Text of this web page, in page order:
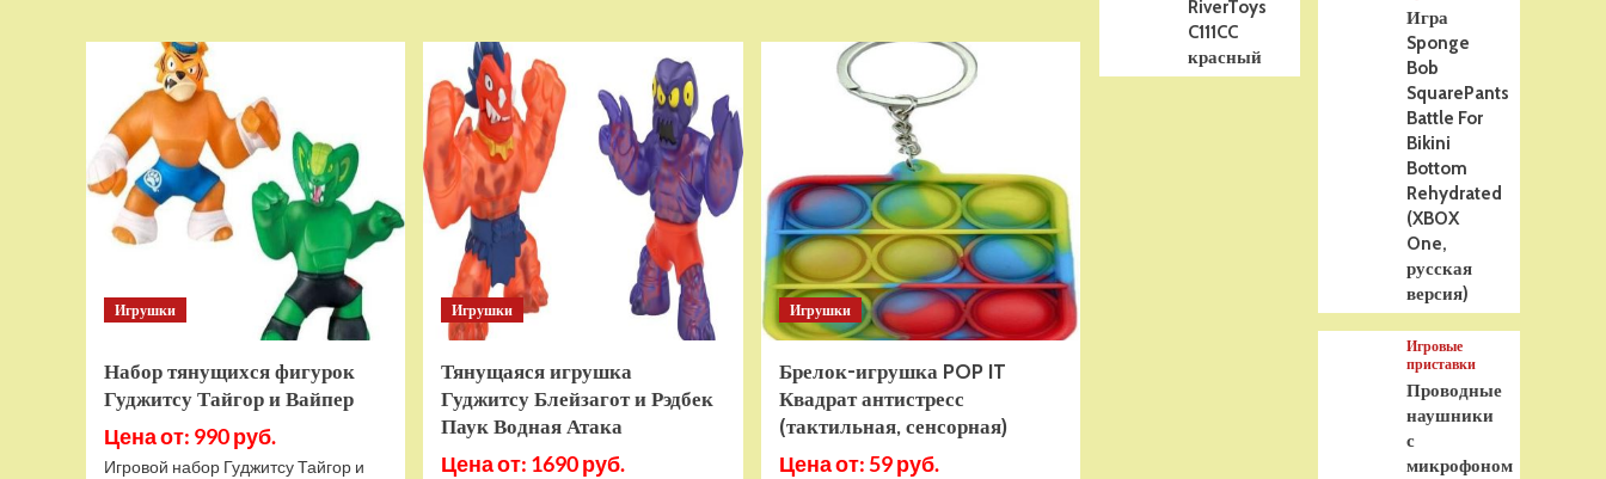
TCA
Quadrant
Add-
on
Airbus
Edition
ww
(505-
в-1)
HDMI
GTA
SquarePants
Battle
For
Bikini
Bottom
Rehydrated
(XBOX
One,
русская
версия)
Игрушки
Набор тянущихся фигурок
Гуджитсу Тайгор и Вайпер
Цена от: 990 руб.
Игровой набор Гуджитсу Тайгор и
Игрушки
Тянущаяся игрушка
Гуджитсу Блейзагот и Рэдбек
Паук Водная Атака
Цена от: 1690 руб.
Игрушки
Брелок-игрушка POP IT
Квадрат антистресс
(тактильная, сенсорная)
Цена от: 59 руб.
RiverToys
C111CC
красный
Игра
Sponge
Bob
SquarePants
Battle For
Bikini
Bottom
Rehydrated
(XBOX
One,
русская
версия)
Игровые
приставки
Проводные
наушники
с
микрофоном